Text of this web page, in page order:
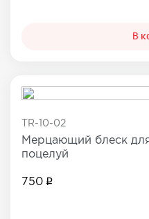
В
TR-10-02
Мерцающий блеск
поцелуй
750